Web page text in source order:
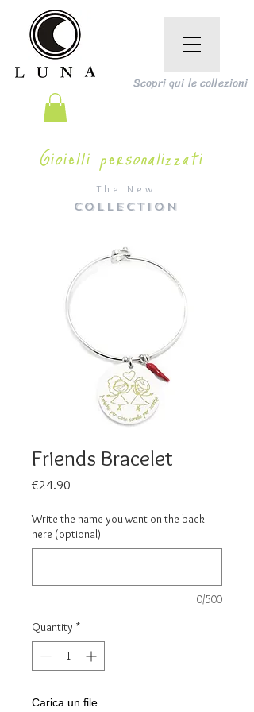
The New
COLLECTION
Scopri qui le collezioni
Gioielli personalizzati
Friends Bracelet
€24.90
Write the name you want on the back
here (optional)
0/500
Quantity *
Carica un file